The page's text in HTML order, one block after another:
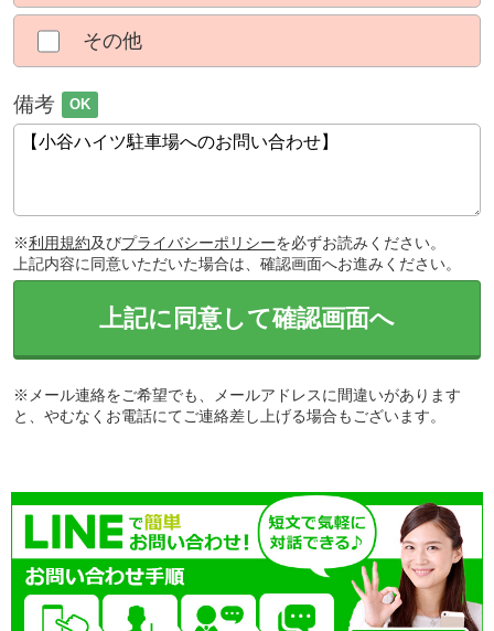
その他
備考 OK
※利用規約及びプライバシーポリシーを必ずお読みください。
上記内容に同意いただいた場合は、確認画面へお進みください。
上記に同意して確認画面へ
※メール連絡をご希望でも、メールアドレスに間違いがあります
と、やむなくお電話にてご連絡差し上げる場合もございます。